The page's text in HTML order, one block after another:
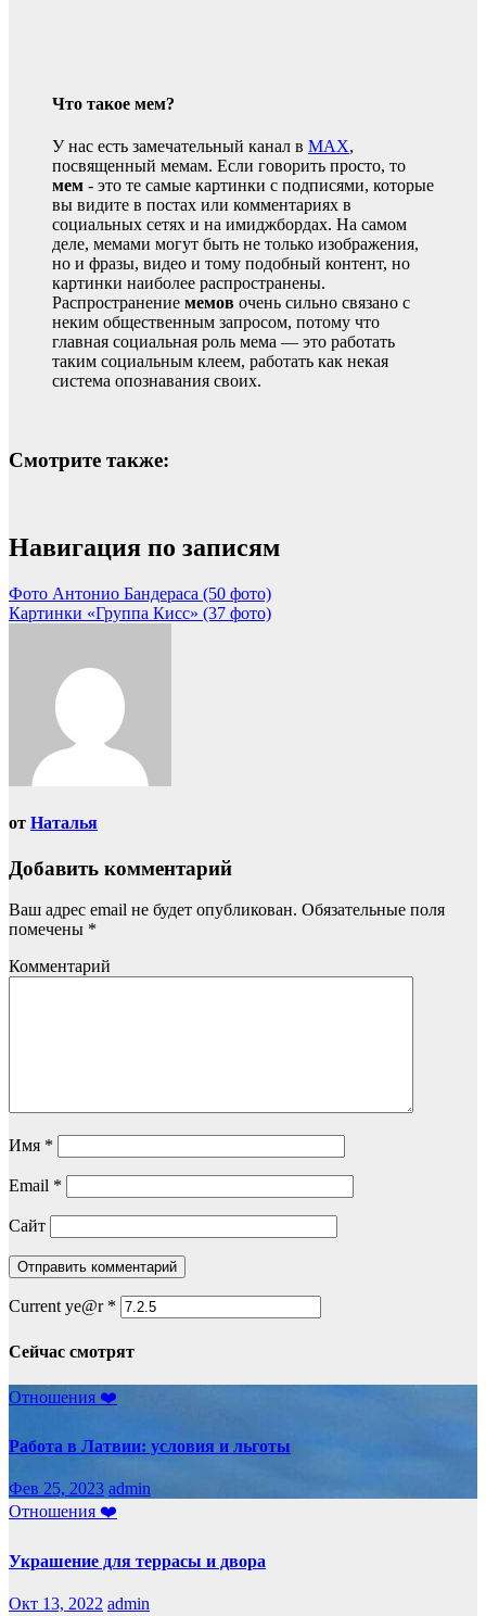
Что такое мем?
У нас есть замечательный канал в MAX,
посвященный мемам. Если говорить просто, то
мем - это те самые картинки с подписями, которые
вы видите в постах или комментариях в
социальных сетях и на имиджбордах. На самом
деле, мемами могут быть не только изображения,
но и фразы, видео и тому подобный контент, но
картинки наиболее распространены.
Распространение мемов очень сильно связано с
неким общественным запросом, потому что
главная социальная роль мема — это работать
таким социальным клеем, работать как некая
система опознавания своих.
Смотрите также:
Навигация по записям
Фото Антонио Бандераса (50 фото)
Картинки «Группа Кисс» (37 фото)
от Наталья
Добавить комментарий
Ваш адрес email не будет опубликован. Обязательные поля
помечены *
Комментарий
Имя *
Email *
Сайт
Current ye@r *
Сейчас смотрят
Отношения ❤️
Работа в Латвии: условия и льготы
Фев 25, 2023 admin
Отношения ❤️
Украшение для террасы и двора
Окт 13, 2022 admin